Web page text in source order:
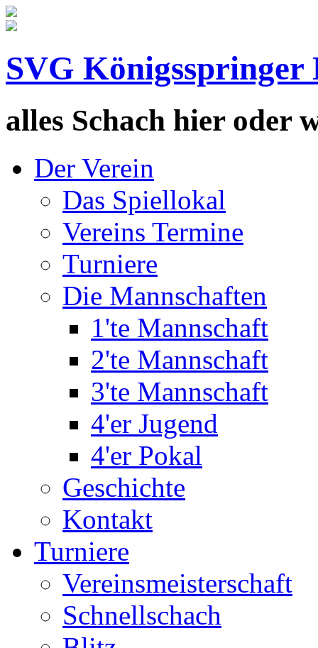
SVG Königsspringer
alles Schach hier oder
Der Verein
Das Spiellokal
Vereins Termine
Turniere
Die Mannschaften
1'te Mannschaft
2'te Mannschaft
3'te Mannschaft
4'er Jugend
4'er Pokal
Geschichte
Kontakt
Turniere
Vereinsmeisterschaft
Schnellschach